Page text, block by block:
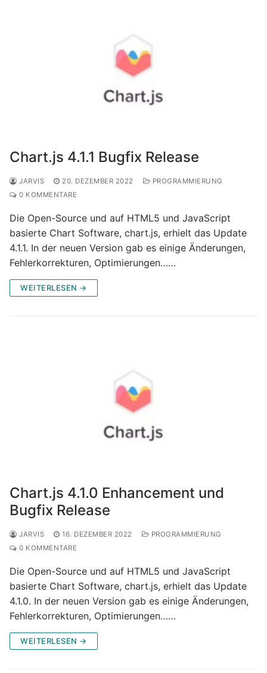
Chart.js 4.1.1 Bugfix Release
JARVIS 20. DEZEMBER 2022
PROGRAMMIERUNG
0 KOMMENTARE
Die Open-Source und auf HTML5 und JavaScript
basierte Chart Software, chart.js, erhielt das Update
4.1.1. In der neuen Version gab es einige Änderungen,
Fehlerkorrekturen, Optimierungen……
WEITERLESEN →
Chart.js 4.1.0 Enhancement und
Bugfix Release
JARVIS 16. DEZEMBER 2022
PROGRAMMIERUNG
0 KOMMENTARE
Die Open-Source und auf HTML5 und JavaScript
basierte Chart Software, chart.js, erhielt das Update
4.1.0. In der neuen Version gab es einige Änderungen,
Fehlerkorrekturen, Optimierungen……
WEITERLESEN →